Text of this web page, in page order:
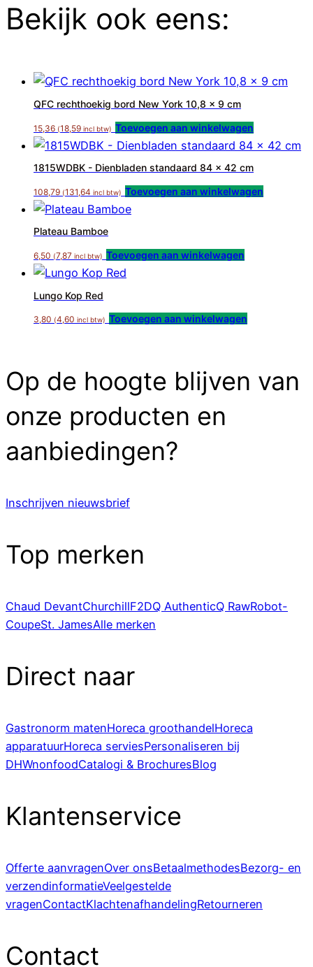
Bekijk ook eens:
QFC rechthoekig bord New York 10,8 x 9 cm
15,36 (18,59 incl btw) Toevoegen aan winkelwagen
1815WDBK - Dienbladen standaard 84 x 42 cm
108,79 (131,64 incl btw) Toevoegen aan winkelwagen
Plateau Bamboe
6,50 (7,87 incl btw) Toevoegen aan winkelwagen
Lungo Kop Red
3,80 (4,60 incl btw) Toevoegen aan winkelwagen
Op de hoogte blijven van
onze producten en
aanbiedingen?
Inschrijven nieuwsbrief
Top merken
Chaud DevantChurchillF2DQ AuthenticQ RawRobot-
CoupeSt. JamesAlle merken
Direct naar
Gastronorm matenHoreca groothandelHoreca
apparatuurHoreca serviesPersonaliseren bij
DHWnonfoodCatalogi & BrochuresBlog
Klantenservice
Offerte aanvragenOver onsBetaalmethodesBezorg- en
verzendinformatieVeelgestelde
vragenContactKlachtenafhandelingRetourneren
Contact